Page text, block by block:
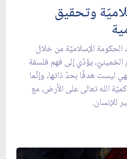
وتحقيق
الإسلاميّة من خلال
الخمينيّ، يؤدّي إلى فهم فلسفة
ليست هدفًا بحدّ ذاتها، وإنّما
الله تعالى على الأرض، مع
للإنسان.